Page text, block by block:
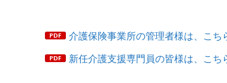
介護保険事業所の管理者様は、こち
新任介護支援専門員の皆様は、こち